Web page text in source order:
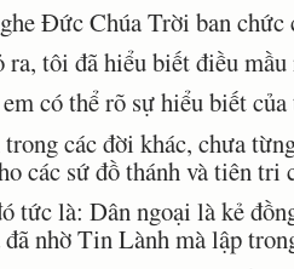
Ðức Chúa Trời ban
ra, tôi đã hiểu biết điều
có thể rõ sự hiểu biết
các đời khác, chưa
các sứ đồ thánh và tiên tri
tức là: Dân ngoại là kẻ
nhờ Tin Lành mà lập